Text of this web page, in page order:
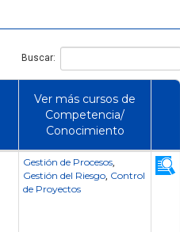
Buscar:
Ver más cursos de
Competencia/
Conocimiento
Gestión de Procesos,
Gestión del Riesgo, Control
de Proyectos
en el trabajo